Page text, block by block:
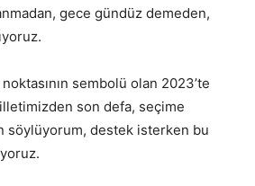
gece gündüz demeden,
sembolü olan 2023’te
son defa, seçime
söylüyorum, destek isterken bu